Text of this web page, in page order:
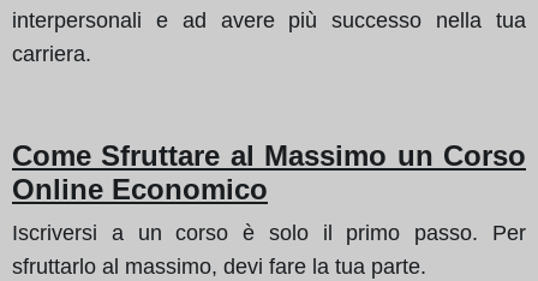
interpersonali e ad avere più successo nella tua
carriera.
Come Sfruttare al Massimo un Corso
Online Economico
Iscriversi a un corso è solo il primo passo. Per
sfruttarlo al massimo, devi fare la tua parte.